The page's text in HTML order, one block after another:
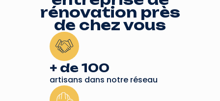
rénovation près
de chez vous
+ de 100
artisans dans notre réseau